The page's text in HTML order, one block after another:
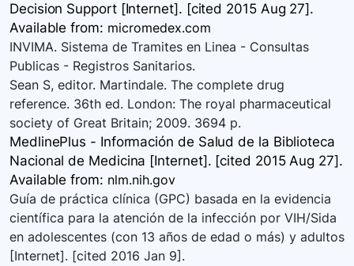
Decision Support [Internet]. [cited 2015 Aug 27].
Available from: micromedex.com
INVIMA. Sistema de Tramites en Linea - Consultas
Publicas - Registros Sanitarios.
Sean S, editor. Martindale. The complete drug
reference. 36th ed. London: The royal pharmaceutical
society of Great Britain; 2009. 3694 p.
MedlinePlus - Información de Salud de la Biblioteca
Nacional de Medicina [Internet]. [cited 2015 Aug 27].
Available from: nlm.nih.gov
Guía de práctica clínica (GPC) basada en la evidencia
científica para la atención de la infección por VIH/Sida
en adolescentes (con 13 años de edad o más) y adultos
[Internet]. [cited 2016 Jan 9].